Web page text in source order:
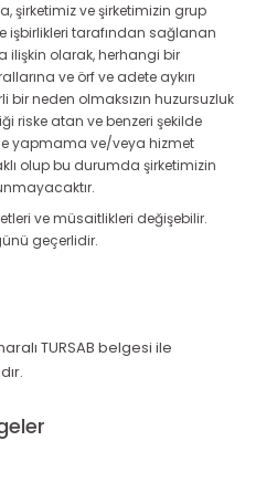
şirketimiz ve şirketimizin grup
işbirlikleri tarafından sağlanan
ilişkin olarak, herhangi bir
ve örf ve adete aykırı
neden olmaksızın huzursuzluk
riske atan ve benzeri şekilde
yapmama ve/veya hizmet
olup bu durumda şirketimizin
ve müsaitlikleri değişebilir.
geçerlidir.
TURSAB belgesi ile